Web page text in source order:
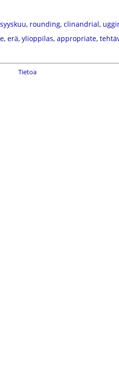
syyskuu, rounding, clinandrial,
, erä, ylioppilas, appropriate,
Tietoa